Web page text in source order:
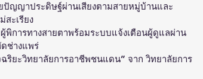
ปัญญาประดิษฐ์ผ่านเสียงตามสายหมู่บ้านและ
ะเรียง
การทางสายตาพร้อมระบบแจ้งเตือนผู้ดูแลผ่าน
ช่างแพร่
ริยะวิทยาลัยการอาชีพชนแดน” จาก วิทยาลัยการ